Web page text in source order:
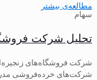
مطالعه‌ی بیشتر
سهام
تحلیل شرکت
شرکت فروشگاه‌های
شرکت‌های خرده‌فروشی